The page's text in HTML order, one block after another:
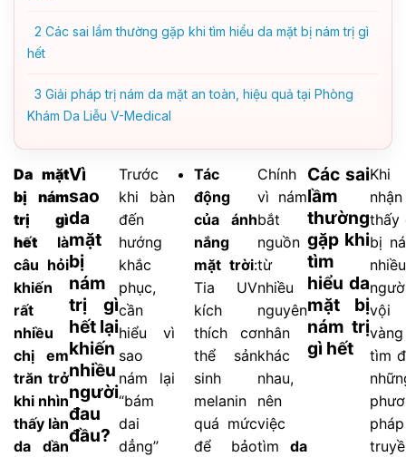
2 Các sai lầm thường gặp khi tìm hiểu da mặt bị nám trị gì
hết
3 Giải pháp trị nám da mặt an toàn, hiệu quả tại Phòng
Khám Da Liễu V-Medical
Da mặt
bị nám
trị gì
hết là
câu hỏi
khiến
rất
nhiều
chị em
trăn trở
khi nhìn
thấy làn
da dần
Vì
sao
da
mặt
bị
nám
trị gì
hết lại
khiến
nhiều
người
đau
đầu?
Trước
khi bàn
đến
hướng
khắc
phục,
cần
hiểu vì
sao
nám lại
“bám
dai
dẳng”
Tác
động
của ánh
nắng
mặt trời:
Tia UV
kích
thích cơ
thể sản
sinh
melanin
quá mức
để bảo
Chính
vì nám
bắt
nguồn
từ
nhiều
nguyên
nhân
khác
nhau,
nên
việc
tìm da
Các sai
lầm
thường
gặp khi
tìm
hiểu da
mặt bị
nám trị
gì hết
Khi
nhận
thấy
bị
nhiều
vội
vàng
tìm
pháp